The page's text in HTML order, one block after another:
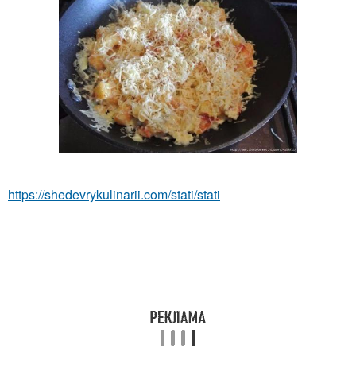
https://shedevrykulinarii.com/stati/stati